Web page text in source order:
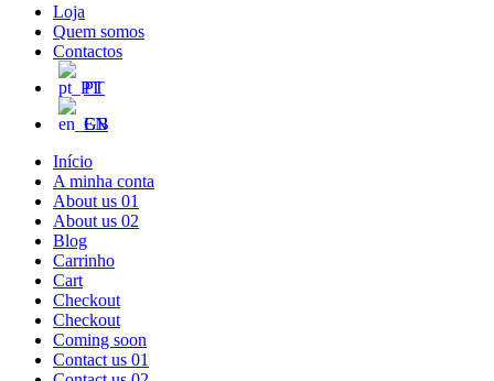
Loja
Quem somos
Contactos
PT
EN
Início
A minha conta
About us 01
About us 02
Blog
Carrinho
Cart
Checkout
Checkout
Coming soon
Contact us 01